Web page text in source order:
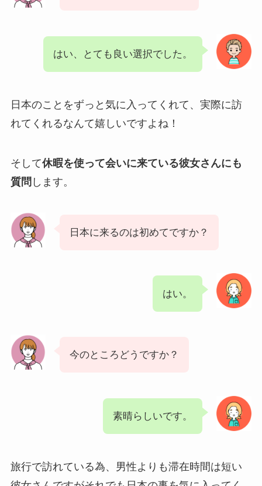
はい、とても良い選択でした。
日本のことをずっと気に入ってくれて、実際に訪
れてくれるなんて嬉しいですよね！
そして休暇を使って会いに来ている彼女さんにも
質問 します。
日本に来るのは初めてですか？
はい。
今のところどうですか？
素晴らしいです。
旅行で訪れている為、男性よりも滞在時間は短い